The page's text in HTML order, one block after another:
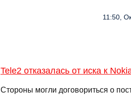
11:50,
Tele2 отказалась от иска к
Стороны могли договориться о